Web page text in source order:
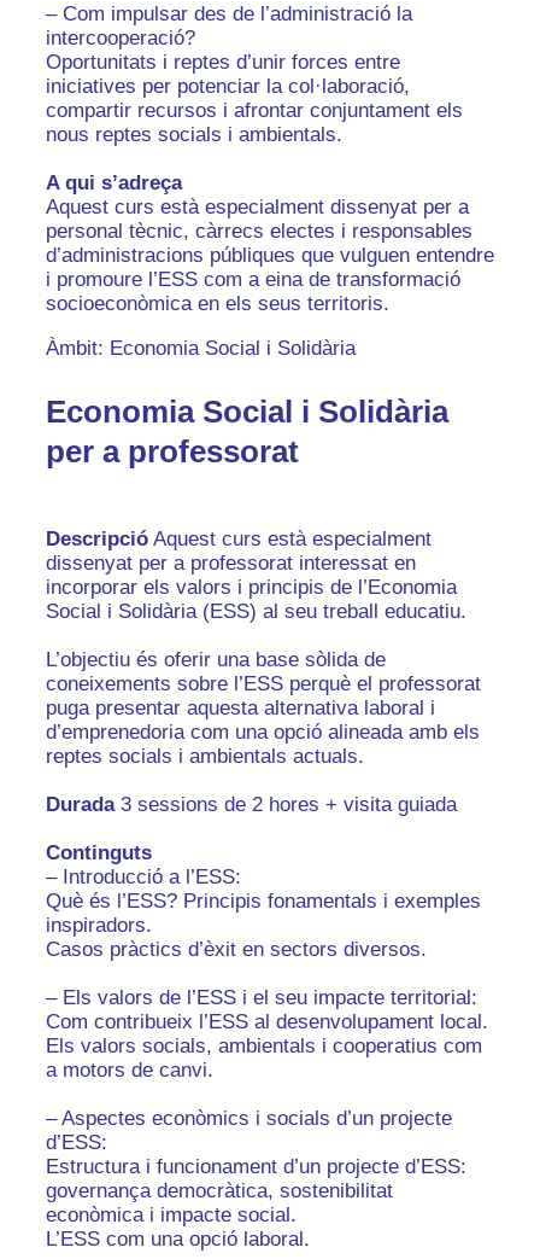
– Com impulsar des de l’administració la
intercooperació?
Oportunitats i reptes d’unir forces entre
iniciatives per potenciar la col·laboració,
compartir recursos i afrontar conjuntament els
nous reptes socials i ambientals.
A qui s’adreça
Aquest curs està especialment dissenyat per a
personal tècnic, càrrecs electes i responsables
d’administracions públiques que vulguen entendre
i promoure l’ESS com a eina de transformació
socioeconòmica en els seus territoris.
Àmbit: Economia Social i Solidària
Economia Social i Solidària
per a professorat
Descripció Aquest curs està especialment
dissenyat per a professorat interessat en
incorporar els valors i principis de l’Economia
Social i Solidària (ESS) al seu treball educatiu.
L’objectiu és oferir una base sòlida de
coneixements sobre l’ESS perquè el professorat
puga presentar aquesta alternativa laboral i
d’emprenedoria com una opció alineada amb els
reptes socials i ambientals actuals.
Durada 3 sessions de 2 hores + visita guiada
Continguts
– Introducció a l’ESS:
Què és l’ESS? Principis fonamentals i exemples
inspiradors.
Casos pràctics d’èxit en sectors diversos.
– Els valors de l’ESS i el seu impacte territorial:
Com contribueix l’ESS al desenvolupament local.
Els valors socials, ambientals i cooperatius com
a motors de canvi.
– Aspectes econòmics i socials d’un projecte
d’ESS:
Estructura i funcionament d’un projecte d’ESS:
governança democràtica, sostenibilitat
econòmica i impacte social.
L’ESS com una opció laboral.